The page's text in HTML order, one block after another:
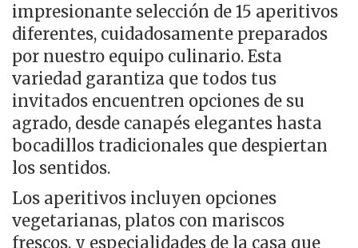
impresionante selección de 15 aperitivos
diferentes, cuidadosamente preparados
por nuestro equipo culinario. Esta
variedad garantiza que todos tus
invitados encuentren opciones de su
agrado, desde canapés elegantes hasta
bocadillos tradicionales que despiertan
los sentidos.
Los aperitivos incluyen opciones
vegetarianas, platos con mariscos
frescos, y especialidades de la casa que